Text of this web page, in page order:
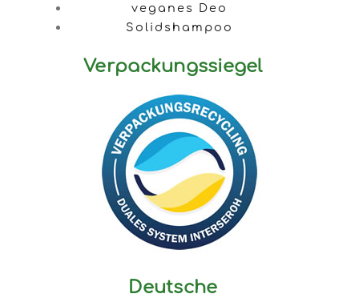
veganes Deo
Solidshampoo
Verpackungssiegel
Deutsche